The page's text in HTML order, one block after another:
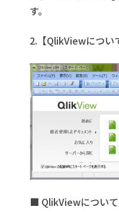
す。
2.【QlikViewについ
■ QlikViewについて